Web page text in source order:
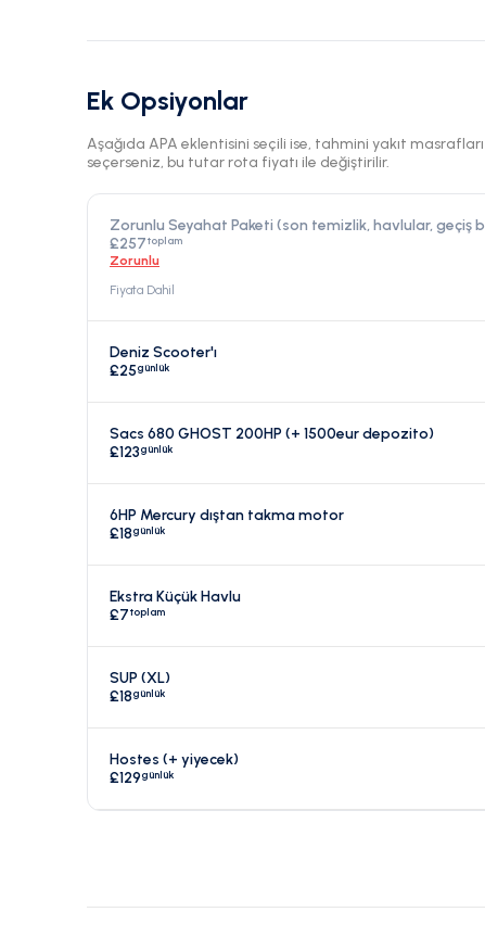
Ek Opsiyonlar
Aşağıda APA eklentisini seçili ise, tahmini yakıt
seçerseniz, bu tutar rota fiyatı ile değiştirilir.
Zorunlu Seyahat Paketi (son temizlik, havlular, geçiş
£257toplam
Zorunlu
Fiyata Dahil
Deniz Scooter'ı
£25günlük
Sacs 680 GHOST 200HP (+ 1500eur depozito)
£123günlük
6HP Mercury dıştan takma motor
£18günlük
Ekstra Küçük Havlu
£7toplam
SUP (XL)
£18günlük
Hostes (+ yiyecek)
£129günlük